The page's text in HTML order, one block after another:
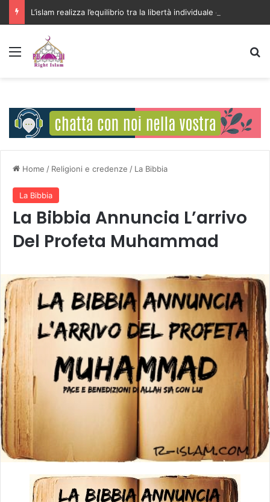
Menu
Home / Religioni e credenze / La Bibbia
La Bibbia
La Bibbia Annuncia L’arrivo
Del Profeta Muhammad